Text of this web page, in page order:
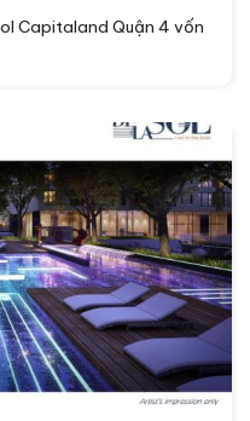
Capitaland Quận 4 vốn